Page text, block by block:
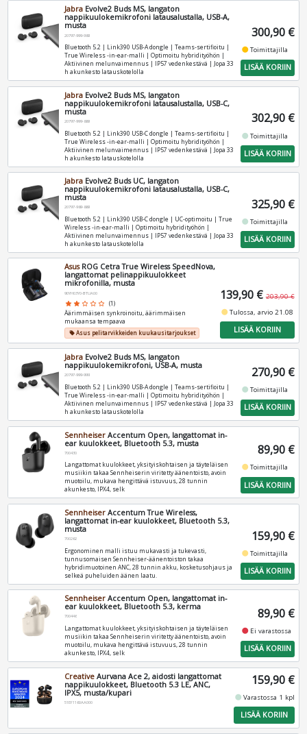
Jabra Evolve2 Buds MS, langaton
nappikuulokemikrofoni latausalustalla, USB-A,
musta
20797-999-989
Bluetooth 5.2 | Link390 USB‑A dongle | Teams‑sertifioitu |
True Wireless ‑in‑ear‑malli | Optimoitu hybridityöhön |
Aktiivinen melunvaimennus | IP57 vedenkestävä | Jopa 33
h akunkesto latauskotelolla
300,90 €
fiber_manual_recordToimittajilla
LISÄÄ KORIIN
Jabra Evolve2 Buds MS, langaton
nappikuulokemikrofoni latausalustalla, USB-C,
musta
20797-999-889
Bluetooth 5.2 | Link390 USB‑C dongle | Teams‑sertifioitu |
True Wireless ‑in‑ear‑malli | Optimoitu hybridityöhön |
Aktiivinen melunvaimennus | IP57 vedenkestävä | Jopa 33
h akunkesto latauskotelolla
302,90 €
fiber_manual_recordToimittajilla
LISÄÄ KORIIN
Jabra Evolve2 Buds UC, langaton
nappikuulokemikrofoni latausalustalla, USB-C,
musta
20797-989-889
Bluetooth 5.2 | Link390 USB‑C dongle | UC-optimoitu | True
Wireless ‑in‑ear‑malli | Optimoitu hybridityöhön |
Aktiivinen melunvaimennus | IP57 vedenkestävä | Jopa 33
h akunkesto latauskotelolla
325,90 €
fiber_manual_recordToimittajilla
LISÄÄ KORIIN
AsusROG Cetra True Wireless SpeedNova,
langattomat pelinappikuulokkeet
mikrofonilla, musta
90YH03Y0-BTUA00
star star star_border star_border star_border (1)
Äärimmäisen synkroinoitu, äärimmäisen
mukaansa tempaava
local_offerAsus pelitarvikkeiden kuukausitarjoukset
139,90 € 203,90 €
fiber_manual_recordTulossa, arvio 21.08
LISÄÄ KORIIN
Jabra Evolve2 Buds MS, langaton
nappikuulokemikrofoni, USB-A, musta
20797-999-999
Bluetooth 5.2 | Link390 USB‑A dongle | Teams‑sertifioitu |
True Wireless ‑in‑ear‑malli | Optimoitu hybridityöhön |
Aktiivinen melunvaimennus | IP57 vedenkestävä | Jopa 33
h akunkesto latauskotelolla
270,90 €
fiber_manual_recordToimittajilla
LISÄÄ KORIIN
Sennheiser Accentum Open, langattomat in-
ear kuulokkeet, Bluetooth 5.3, musta
700430
Langattomat kuulokkeet, yksityiskohtaisen ja täyteläisen
musiikin takaa Sennheiserin viritetty äänentoisto, avoin
muotoilu, mukava hengittävä istuvuus, 28 tunnin
akunkesto, IPX4, selk
89,90 €
fiber_manual_recordToimittajilla
LISÄÄ KORIIN
Sennheiser Accentum True Wireless,
langattomat in-ear kuulokkeet, Bluetooth 5.3,
musta
700262
Ergonominen malli istuu mukavasti ja tukevasti,
tunnusomaisen Sennheiser-äänentoiston takaa
hybridimuotoinen ANC, 28 tunnin akku, kosketusohjaus ja
selkeä puheluiden äänen laatu.
159,90 €
fiber_manual_recordToimittajilla
LISÄÄ KORIIN
Sennheiser Accentum Open, langattomat in-
ear kuulokkeet, Bluetooth 5.3, kerma
700446
Langattomat kuulokkeet, yksityiskohtaisen ja täyteläisen
musiikin takaa Sennheiserin viritetty äänentoisto, avoin
muotoilu, mukava hengittävä istuvuus, 28 tunnin
akunkesto, IPX4, selk
89,90 €
fiber_manual_record Ei varastossa
LISÄÄ KORIIN
Creative Aurvana Ace 2, aidosti langattomat
nappikuulokkeet, Bluetooth 5.3 LE, ANC,
IPX5, musta/kupari
51EF1160AA000
159,90 €
fiber_manual_record Varastossa 1 kpl
LISÄÄ KORIIN